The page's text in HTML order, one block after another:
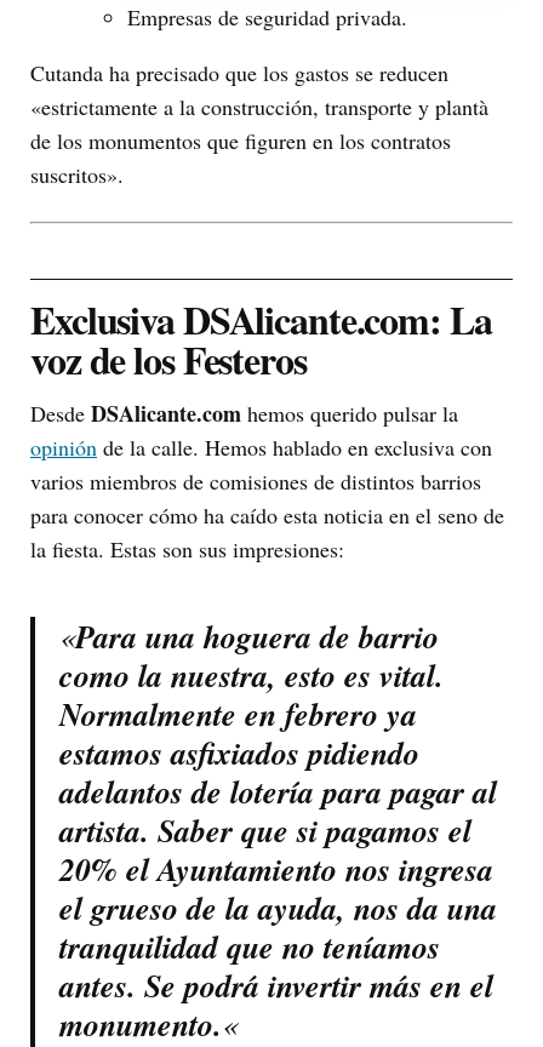
Empresas de seguridad privada.
Cutanda ha precisado que los gastos se reducen
«estrictamente a la construcción, transporte y plantà
de los monumentos que figuren en los contratos
suscritos».
Exclusiva DSAlicante.com: La
voz de los Festeros
Desde DSAlicante.com hemos querido pulsar la
opinión de la calle. Hemos hablado en exclusiva con
varios miembros de comisiones de distintos barrios
para conocer cómo ha caído esta noticia en el seno de
la fiesta. Estas son sus impresiones:
«Para una hoguera de barrio
como la nuestra, esto es vital.
Normalmente en febrero ya
estamos asfixiados pidiendo
adelantos de lotería para pagar al
artista. Saber que si pagamos el
20% el Ayuntamiento nos ingresa
el grueso de la ayuda, nos da una
tranquilidad que no teníamos
antes. Se podrá invertir más en el
monumento.«